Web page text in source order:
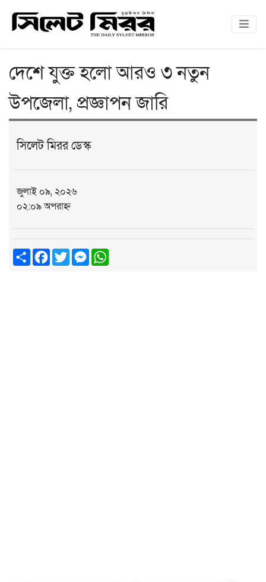
দেশে যুক্ত হলো আরও ৩ নতুন
উপজেলা, প্রজ্ঞাপন জারি
সিলেট মিরর ডেস্ক
জুলাই ০৯, ২০২৬
০২:০৯ অপরাহ্ন
ShareFacebook
TwitterMessenger